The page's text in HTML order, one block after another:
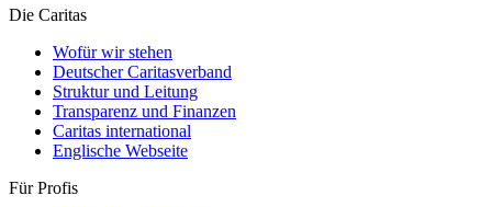
Die Caritas
Wofür wir stehen
Deutscher Caritasverband
Struktur und Leitung
Transparenz und Finanzen
Caritas international
Englische Webseite
Für Profis